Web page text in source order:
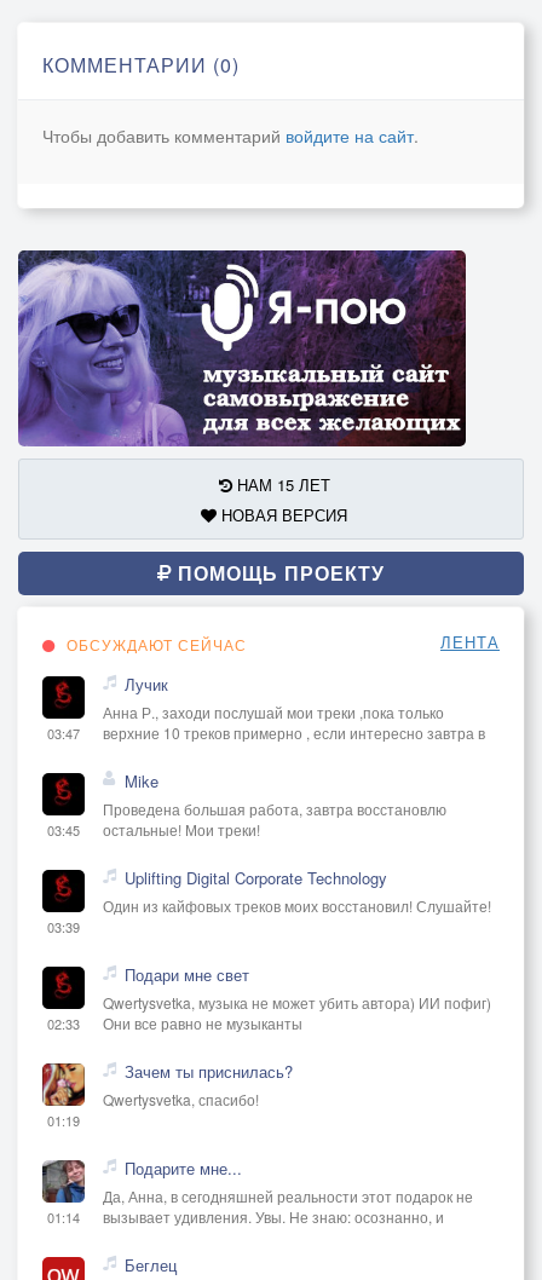
КОММЕНТАРИИ (0)
Чтобы добавить комментарий войдите на сайт.
НАМ 15 ЛЕТ
НОВАЯ ВЕРСИЯ
ПОМОЩЬ ПРОЕКТУ
ОБСУЖДАЮТ СЕЙЧАС ЛЕНТА
03:47
Лучик
Анна Р., заходи послушай мои треки ,пока только
верхние 10 треков примерно , если интересно завтра в
03:45
Mike
Проведена большая работа, завтра восстановлю
остальные! Мои треки!
03:39
Uplifting Digital Corporate Technology
Один из кайфовых треков моих восстановил! Слушайте!
02:33
Подари мне свет
Qwertysvetka, музыка не может убить автора) ИИ пофиг)
Они все равно не музыканты
01:19
Зачем ты приснилась?
Qwertysvetka, спасибо!
01:14
Подарите мне...
Да, Анна, в сегодняшней реальности этот подарок не
вызывает удивления. Увы. Не знаю: осознанно, и
Беглец